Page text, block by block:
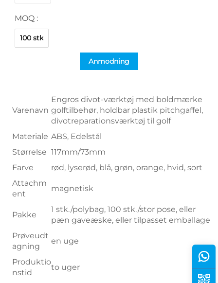
MOQ :
100 stk
Anmodning
Varenavn
Engros divot-værktøj med boldmærke
golftilbehør, holdbar plastik pitchgaffel,
divotreparationsværktøj til golf
Materiale ABS, Edelstål
Størrelse 117mm/73mm
Farve
rød, lyserød, blå, grøn, orange, hvid, sort
Attachm
ent
magnetisk
Pakke
1 stk./polybag, 100 stk./stor pose, eller
pæn gaveæske, eller tilpasset emballage
Prøveudt
agning
en uge
Produktio
nstid
to uger